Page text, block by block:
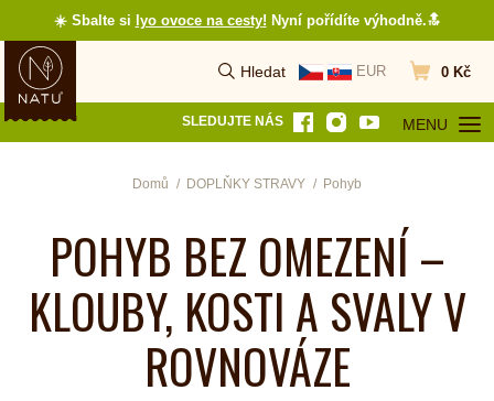
☀️ Sbalte si lyo ovoce na cesty! Nyní pořídíte výhodně.🔝
Hledat
Vyhledat
EUR
Přejít do
0 Kč
SLEDUJTE NÁS MENU
OTEVŘÍT
Domů DOPLŇKY STRAVY Pohyb
POHYB BEZ OMEZENÍ –
KLOUBY, KOSTI A SVALY V
ROVNOVÁZE